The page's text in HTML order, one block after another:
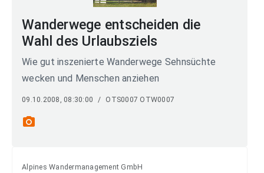
Wanderwege entscheiden die
Wahl des Urlaubsziels
Wie gut inszenierte Wanderwege Sehnsüchte
wecken und Menschen anziehen
09.10.2008, 08:30:00 / OTS0007 OTW0007
photo_camera
Alpines Wandermanagement GmbH